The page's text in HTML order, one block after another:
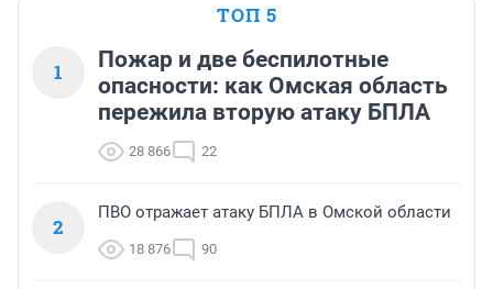
ТОП 5
1
Пожар и две беспилотные
опасности: как Омская область
пережила вторую атаку БПЛА
28 866 22
2
ПВО отражает атаку БПЛА в Омской области
18 876 90